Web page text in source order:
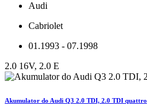
Audi
Cabriolet
01.1993 - 07.1998
2.0 16V, 2.0 E
Akumulator do Audi Q3 2.0 TDI, 2.0 TDI quattro